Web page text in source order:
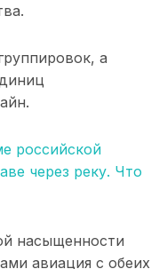
а
российской
через реку. Что
насыщенности
авиация с обеих